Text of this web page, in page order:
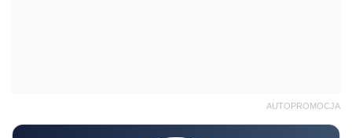
AUTOPROMOCJA